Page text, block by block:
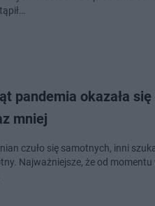
pandemia okazała
mniej
czuło się samotnych, inni
Najważniejsze, że od